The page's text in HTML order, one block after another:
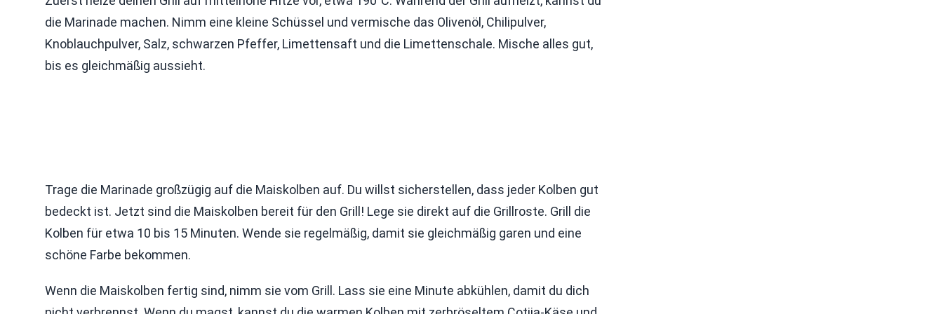
die Marinade machen. Nimm eine kleine Schüssel und vermische das Olivenöl, Chilipulver,
Knoblauchpulver, Salz, schwarzen Pfeffer, Limettensaft und die Limettenschale. Mische alles gut,
bis es gleichmäßig aussieht.
Trage die Marinade großzügig auf die Maiskolben auf. Du willst sicherstellen, dass jeder Kolben gut
bedeckt ist. Jetzt sind die Maiskolben bereit für den Grill! Lege sie direkt auf die Grillroste. Grill die
Kolben für etwa 10 bis 15 Minuten. Wende sie regelmäßig, damit sie gleichmäßig garen und eine
schöne Farbe bekommen.
Wenn die Maiskolben fertig sind, nimm sie vom Grill. Lass sie eine Minute abkühlen, damit du dich